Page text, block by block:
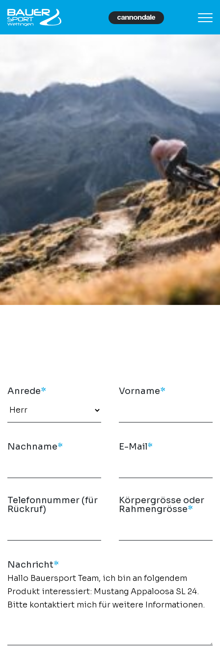
Anrede* Vorname*
Nachname* E-Mail*
Telefonnummer (für
Rückruf)
Körpergrösse oder
Rahmengrösse*
Nachricht*